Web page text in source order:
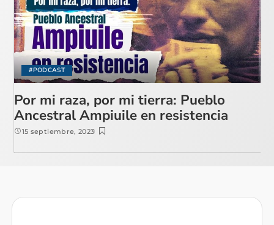
#PODCAST
Por mi raza, por mi tierra: Pueblo
Ancestral Ampiuile en resistencia
15 septiembre, 2023